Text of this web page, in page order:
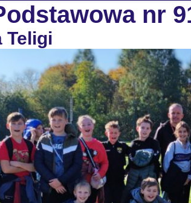
nr
Teligi